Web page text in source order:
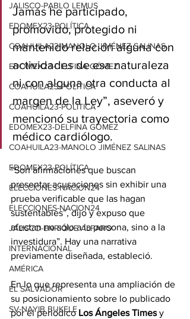
JALISCO-PABLO LEMUS
EDOMEX23-POLÍTICA
COAHUILA23-MANOLO JIMÉNEZ SALINAS
EDOMEX23-DELFINA GÓMEZ
COAHUILA23-POLÍTICA
COAHUILA23-POLÍTICA
EDOMEX23-DELFINA GÓMEZ
COAHUILA23-MANOLO JIMÉNEZ SALINAS
EDOMEX23-POLÍTICA
ELECCIONES-NACION24
ELECCIONES-NACION24
JALISCO-ENRIQUE ALFARO
INTERNACIONAL
AMÉRICA
EL SALVADOR
SV-NAYIB BUKELE
Jamás he participado,
promovido, protegido ni
mantenido relación alguna con
actividades de esa naturaleza
ni con alguna otra conducta al
margen de la Ley”, aseveró y
mencionó su trayectoria como
médico cardiólogo.
“Son afirmaciones que buscan
presentar acusaciones sin exhibir una
prueba verificable que las hagan
sustentables”, dijo y expuso que
afectan no sólo a la persona, sino a la
investidura”. Hay una narrativa
previamente diseñada, estableció.
En lo que representa una ampliación de
su posicionamiento sobre lo publicado
por el periódico Los Ángeles Times y